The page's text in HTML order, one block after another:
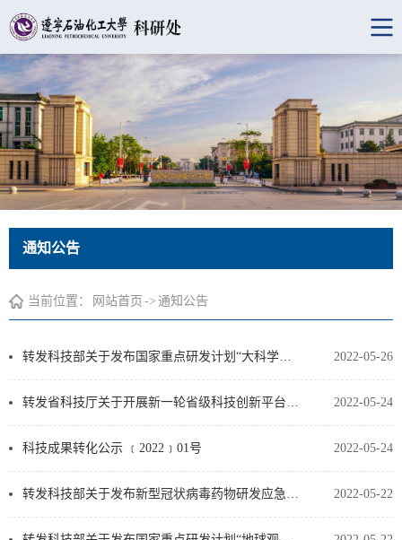
通知公告
当前位置： 网站首页 -> 通知公告
2022-05-26
2022-05-24
2022-05-24
科技成果转化公示 ﹝2022﹞01号
2022-05-22